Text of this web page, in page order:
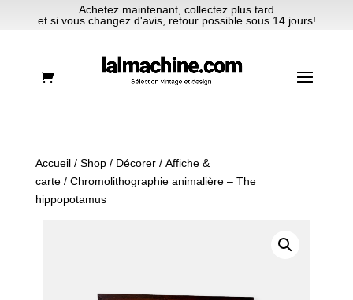
Achetez maintenant, collectez plus tard
et si vous changez d'avis, retour possible sous 14 jours!
Accueil/ Shop/ Décorer/ Affiche &
carte/ Chromolithographie animalière – The
hippopotamus